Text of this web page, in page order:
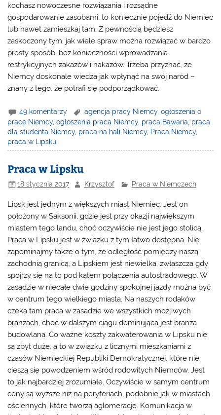
kochasz nowoczesne rozwiązania i rozsądne
gospodarowanie zasobami, to koniecznie pojedź do Niemiec
lub nawet zamieszkaj tam. Z pewnością będziesz
zaskoczony tym, jak wiele spraw można rozwiązać w bardzo
prosty sposób, bez konieczności wprowadzania
restrykcyjnych zakazów i nakazów. Trzeba przyznać, że
Niemcy doskonale wiedza jak wpłynąć na swój naród –
znany z tego, że potrafi się podporządkować.
49 komentarzy agencja pracy Niemcy,ogłoszenia o
pracę Niemcy,ogłoszenia praca Niemcy, praca Bawaria, praca
dla studenta Niemcy, praca na hali Niemcy, Praca Niemcy,
praca w Lipsku
Praca w Lipsku
18 stycznia 2017 Krzysztof Praca w Niemczech
Lipsk jest jednym z większych miast Niemiec. Jest on
położony w Saksonii, gdzie jest przy okazji największym
miastem tego landu, choć oczywiście nie jest jego stolicą.
Praca w Lipsku jest w związku z tym łatwo dostępna. Nie
zapominajmy także o tym, że odległość pomiędzy naszą
zachodnią granicą, a Lipskiem jest niewielka, zwłaszcza gdy
spojrzy się na to pod kątem połączenia autostradowego. W
zasadzie w niecałe dwie godziny spokojnej jazdy można być
w centrum tego wielkiego miasta. Na naszych rodaków
czeka tam praca w zasadzie we wszystkich możliwych
branżach, choć w dalszym ciągu dominująca jest branża
budowlana. Co ważne koszty zakwaterowania w Lipsku nie
są zbyt duże, a to w związku z licznymi mieszkaniami z
czasów Niemieckiej Republiki Demokratycznej, które nie
cieszą się powodzeniem wśród rodowitych Niemców. Jest
to jak najbardziej zrozumiałe. Oczywiście w samym centrum
ceny są wyższe niż na peryferiach, podobnie jak w miastach
ościennych, które tworzą aglomeracje. Komunikacja w